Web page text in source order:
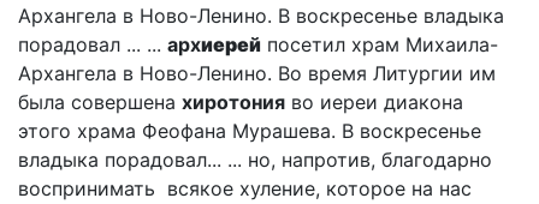
Архангела в Ново-Ленино. В воскресенье владыка
порадовал ... ... архиерей посетил храм Михаила-
Архангела в Ново-Ленино. Во время Литургии им
была совершена хиротония во иереи диакона
этого храма Феофана Мурашева. В воскресенье
владыка порадовал... ... но, напротив, благодарно
воспринимать всякое хуление, которое на нас